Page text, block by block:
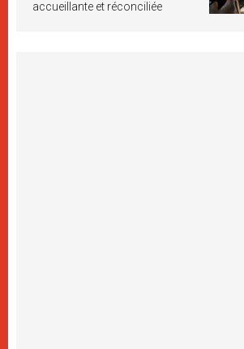
accueillante et réconciliée